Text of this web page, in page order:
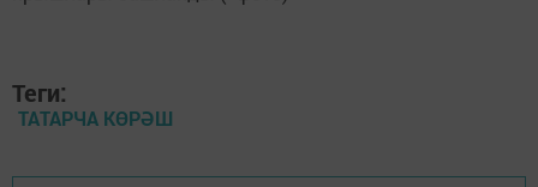
Теги:
ТАТАРЧА КӨРӘШ